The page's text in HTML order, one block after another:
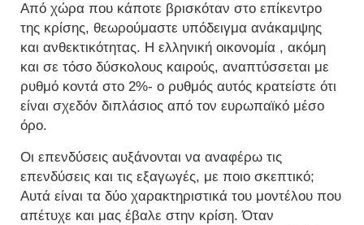
Από χώρα που κάποτε βρισκόταν στο επίκεντρο
της κρίσης, θεωρούμαστε υπόδειγμα ανάκαμψης
και ανθεκτικότητας. Η ελληνική οικονομία , ακόμη
και σε τόσο δύσκολους καιρούς, αναπτύσσεται με
ρυθμό κοντά στο 2%- ο ρυθμός αυτός κρατείστε ότι
είναι σχεδόν διπλάσιος από τον ευρωπαϊκό μέσο
όρο.
Οι επενδύσεις αυξάνονται να αναφέρω τις
επενδύσεις και τις εξαγωγές, με ποιο σκεπτικό;
Αυτά είναι τα δύο χαρακτηριστικά του μοντέλου που
απέτυχε και μας έβαλε στην κρίση. Όταν